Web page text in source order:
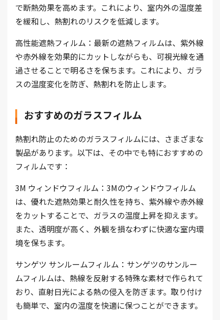
で断熱効果を高めます。これにより、室内外の温度差
を緩和し、熱割れのリスクを低減します。
高性能遮熱フィルム：最新の遮熱フィルムは、紫外線
や赤外線を効果的にカットしながらも、可視光線を通
過させることで明るさを保ちます。これにより、ガラ
スの温度変化を防ぎ、熱割れを防止します。
おすすめのガラスフィルム
熱割れ防止のためのガラスフィルムには、さまざまな
製品があります。以下は、その中でも特におすすめの
フィルムです：
3M ウィンドウフィルム：3Mのウィンドウフィルム
は、優れた遮熱効果と耐久性を持ち、紫外線や赤外線
をカットすることで、ガラスの温度上昇を抑えます。
また、透明度が高く、外観を損なわずに快適な室内環
境を保ちます。
サンゲツ サンルームフィルム：サンゲツのサンルー
ムフィルムは、熱線を反射する特殊な素材で作られて
おり、直射日光による熱の侵入を防ぎます。取り付け
も簡単で、室内の温度を快適に保つことができます。